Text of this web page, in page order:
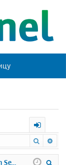
х
о
Поиск